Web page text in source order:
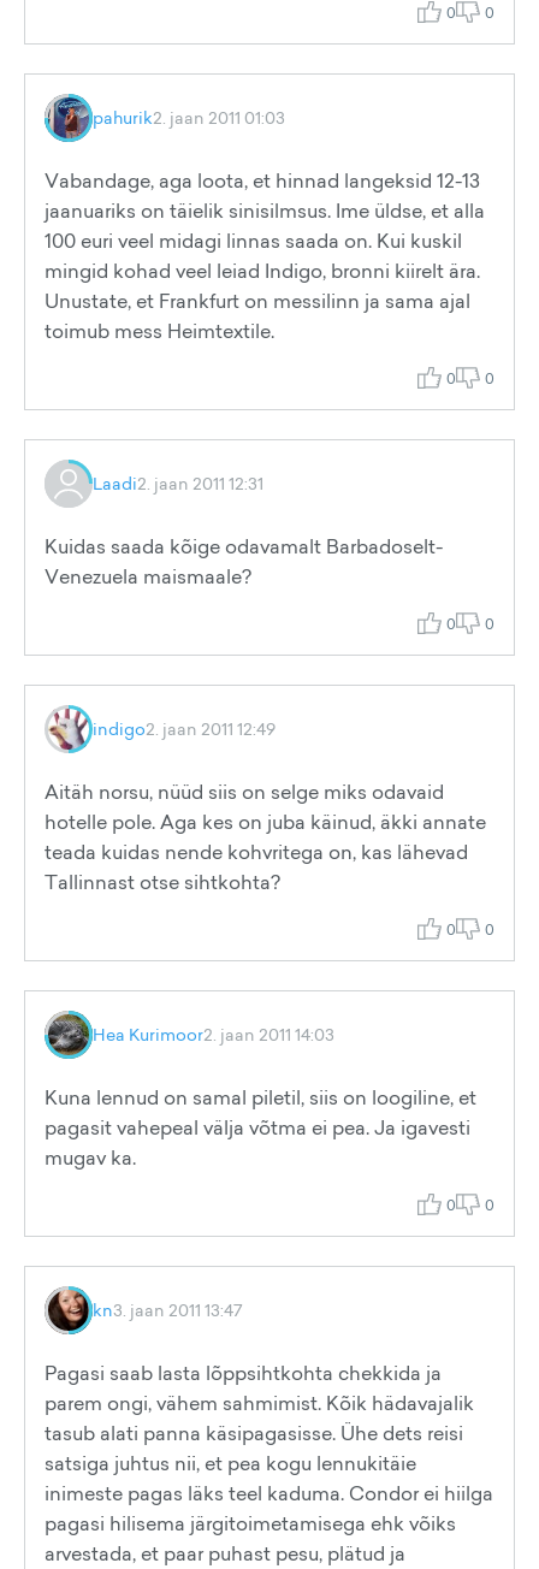
0 0
pahurik2. jaan 2011 01:03
Vabandage, aga loota, et hinnad langeksid 12-13
jaanuariks on täielik sinisilmsus. Ime üldse, et alla
100 euri veel midagi linnas saada on. Kui kuskil
mingid kohad veel leiad Indigo, bronni kiirelt ära.
Unustate, et Frankfurt on messilinn ja sama ajal
toimub mess Heimtextile.
0 0
Laadi2. jaan 2011 12:31
Kuidas saada kõige odavamalt Barbadoselt-
Venezuela maismaale?
0 0
indigo2. jaan 2011 12:49
Aitäh norsu, nüüd siis on selge miks odavaid
hotelle pole. Aga kes on juba käinud, äkki annate
teada kuidas nende kohvritega on, kas lähevad
Tallinnast otse sihtkohta?
0 0
Hea Kurimoor2. jaan 2011 14:03
Kuna lennud on samal piletil, siis on loogiline, et
pagasit vahepeal välja võtma ei pea. Ja igavesti
mugav ka.
0 0
kn3. jaan 2011 13:47
Pagasi saab lasta lõppsihtkohta chekkida ja
parem ongi, vähem sahmimist. Kõik hädavajalik
tasub alati panna käsipagasisse. Ühe dets reisi
satsiga juhtus nii, et pea kogu lennukitäie
inimeste pagas läks teel kaduma. Condor ei hiilga
pagasi hilisema järgitoimetamisega ehk võiks
arvestada, et paar puhast pesu, plätud ja